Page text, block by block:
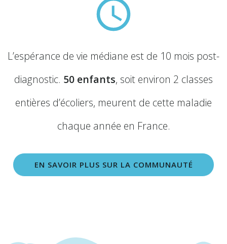
L’espérance de vie médiane est de 10 mois post-
diagnostic. 50 enfants, soit environ 2 classes
entières d’écoliers, meurent de cette maladie
chaque année en France.
EN SAVOIR PLUS SUR LA COMMUNAUTÉ